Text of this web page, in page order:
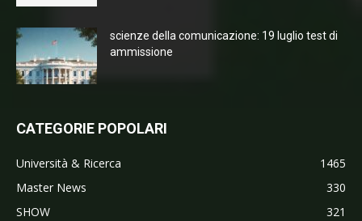
scienze della comunicazione: 19 luglio test di
ammissione
CATEGORIE POPOLARI
Università & Ricerca
1465
Master News
330
SHOW
321